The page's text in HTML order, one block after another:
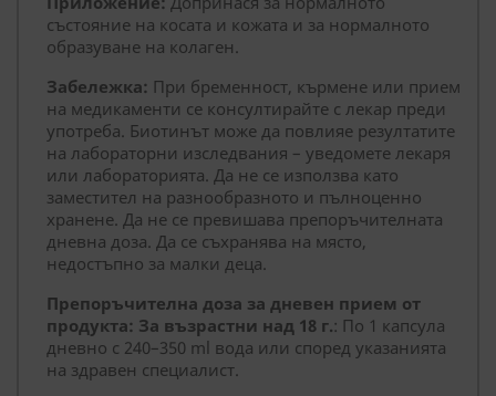
състояние на косата и кожата и за нормалното
образуване на колаген.
Забележка: При бременност, кърмене или прием
на медикаменти се консултирайте с лекар преди
употреба. Биотинът може да повлияе резултатите
на лабораторни изследвания – уведомете лекаря
или лабораторията. Да не се използва като
заместител на разнообразното и пълноценно
хранене. Да не се превишава препоръчителната
дневна доза. Да се съхранява на място,
недостъпно за малки деца.
Препоръчителна доза за дневен прием от
продукта: За възрастни над 18 г.: По 1 капсула
дневно с 240–350 ml вода или според указанията
на здравен специалист.
ФУНКЦИОНАЛНИ
НЕКЛАСИФИЦИРАНИ